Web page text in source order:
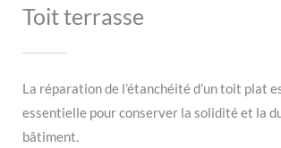
Toit terrasse
La réparation de l’étanchéité d’un toit plat
essentielle pour conserver la solidité et la
bâtiment.